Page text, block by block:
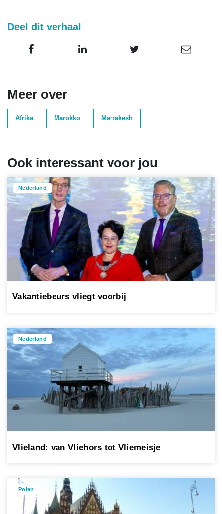
Deel dit verhaal
Meer over
Afrika Marokko Marrakesh
Ook interessant voor jou
Nederland
Vakantiebeurs vliegt voorbij
Nederland
Vlieland: van Vliehors tot Vliemeisje
Polen